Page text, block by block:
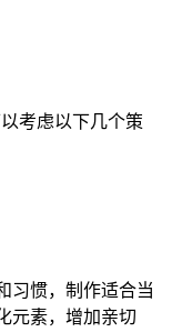
考虑以下几个策
习惯，制作适合当
元素，增加亲切